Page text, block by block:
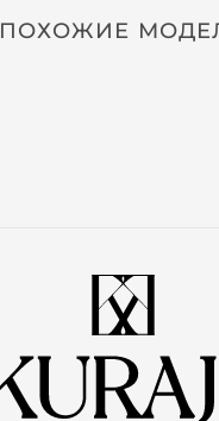
ПОХОЖИЕ